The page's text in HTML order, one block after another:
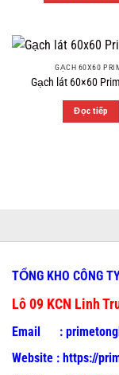
GẠCH 60X60
Gạch lát 60×60
Đọc tiếp
TỔNG KHO CÔNG
Lô 09 KCN Linh
Email :
Website : https://